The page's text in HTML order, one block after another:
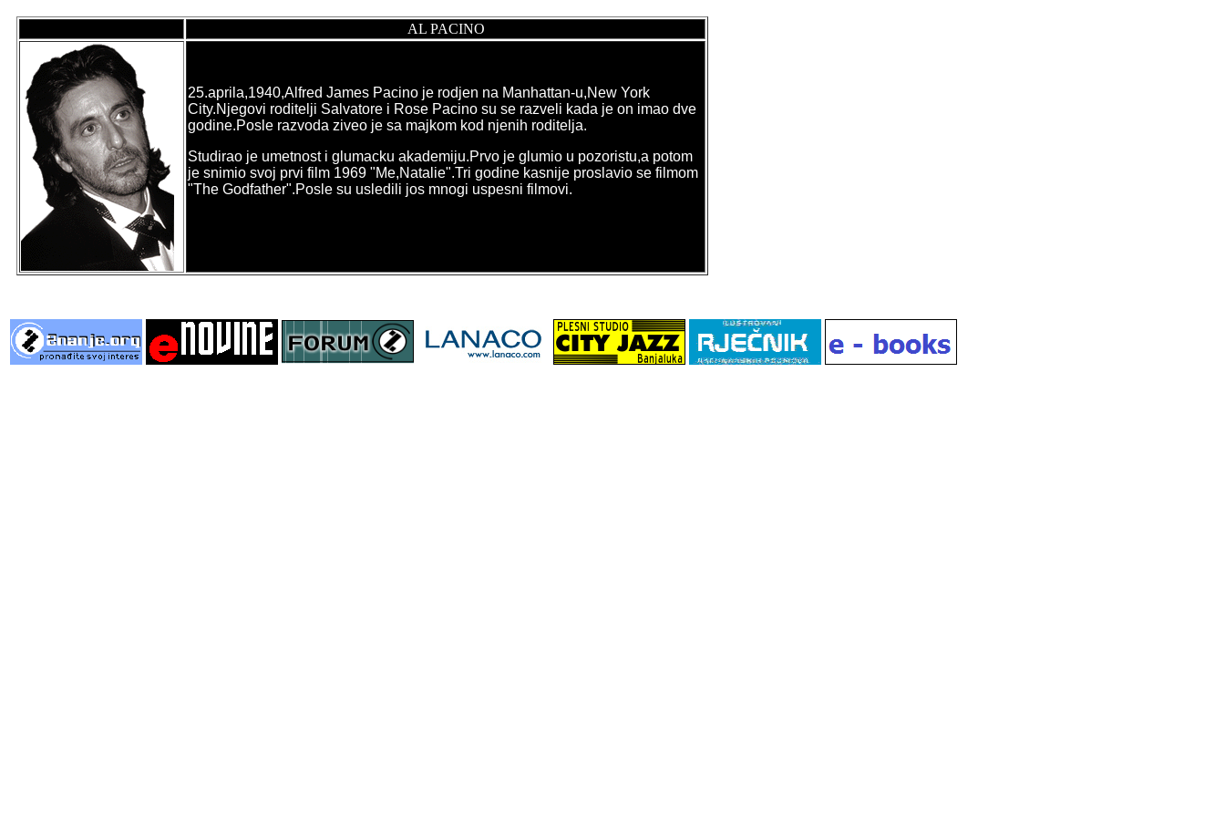
AL PACINO
25.aprila,1940,Alfred James Pacino je rodjen na Manhattan-u,New York
City.Njegovi roditelji Salvatore i Rose Pacino su se razveli kada je on imao dve
godine.Posle razvoda ziveo je sa majkom kod njenih roditelja.
Studirao je umetnost i glumacku akademiju.Prvo je glumio u pozoristu,a potom
je snimio svoj prvi film 1969 "Me,Natalie".Tri godine kasnije proslavio se filmom
"The Godfather".Posle su usledili jos mnogi uspesni filmovi.